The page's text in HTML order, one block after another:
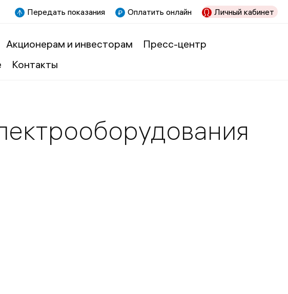
Передать показания Оплатить онлайн Личный кабинет
Акционерам и инвесторам
Пресс-центр
Контакты